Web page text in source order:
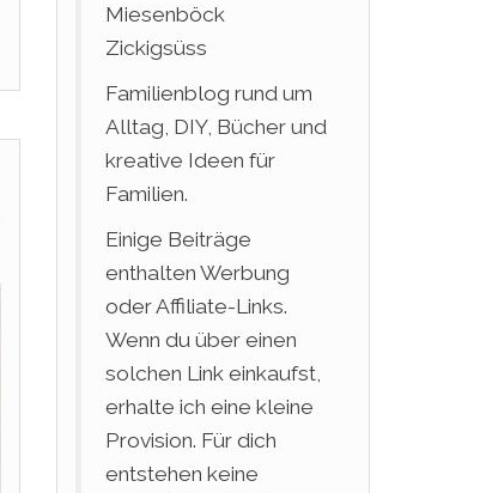
Miesenböck
Zickigsüss
Familienblog rund um
Alltag, DIY, Bücher und
kreative Ideen für
Familien.
Einige Beiträge
enthalten Werbung
oder Affiliate-Links.
Wenn du über einen
solchen Link einkaufst,
erhalte ich eine kleine
Provision. Für dich
entstehen keine